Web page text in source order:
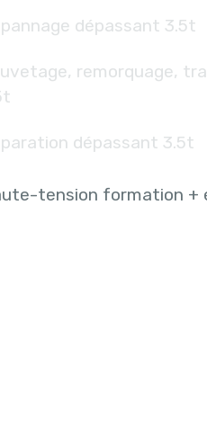
dépassant 3.5t
remorquage,
dépassant 3.5t
tension formation +